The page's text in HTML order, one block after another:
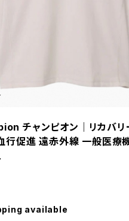
チャンピオン｜リカバ
行促進 遠赤外線 一般医
available